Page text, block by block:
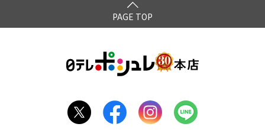
PAGE TOP